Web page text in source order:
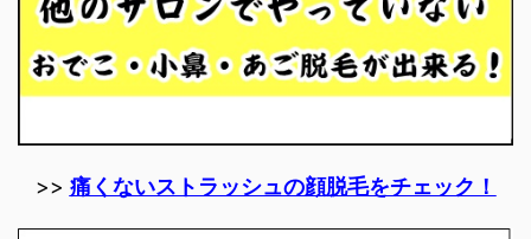
>> 痛くないストラッシュの顔脱毛をチェック！